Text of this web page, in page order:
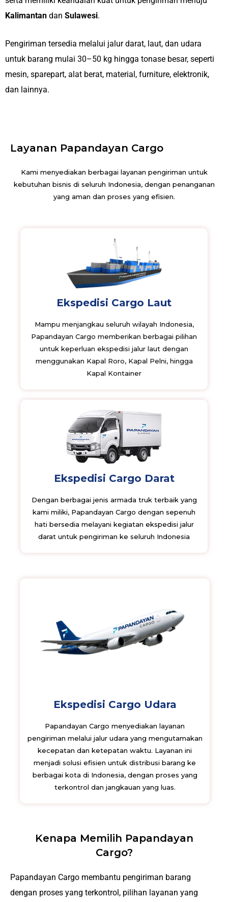
Kalimantan dan Sulawesi.
Pengiriman tersedia melalui jalur darat, laut, dan udara
untuk barang mulai 30–50 kg hingga tonase besar, seperti
mesin, sparepart, alat berat, material, furniture, elektronik,
dan lainnya.
Layanan Papandayan Cargo
Kami menyediakan berbagai layanan pengiriman untuk
kebutuhan bisnis di seluruh Indonesia, dengan penanganan
yang aman dan proses yang efisien.
Ekspedisi Cargo Laut
Mampu menjangkau seluruh wilayah Indonesia,
Papandayan Cargo memberikan berbagai pilihan
untuk keperluan ekspedisi jalur laut dengan
menggunakan Kapal Roro, Kapal Pelni, hingga
Kapal Kontainer
Ekspedisi Cargo Darat
Dengan berbagai jenis armada truk terbaik yang
kami miliki, Papandayan Cargo dengan sepenuh
hati bersedia melayani kegiatan ekspedisi jalur
darat untuk pengiriman ke seluruh Indonesia
Ekspedisi Cargo Udara
Papandayan Cargo menyediakan layanan
pengiriman melalui jalur udara yang mengutamakan
kecepatan dan ketepatan waktu. Layanan ini
menjadi solusi efisien untuk distribusi barang ke
berbagai kota di Indonesia, dengan proses yang
terkontrol dan jangkauan yang luas.
Kenapa Memilih Papandayan
Cargo?
Papandayan Cargo membantu pengiriman barang
dengan proses yang terkontrol, pilihan layanan yang